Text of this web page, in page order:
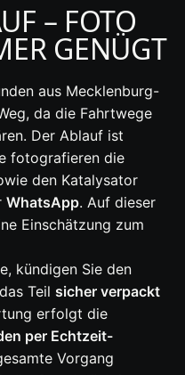
– FOTO
GENÜGT
aus Mecklenburg-
da die Fahrtwege
Der Ablauf ist
fotografieren die
den Katalysator
WhatsApp. Auf dieser
Einschätzung zum
kündigen Sie den
Teil sicher verpackt
erfolgt die
per Echtzeit-
Vorgang